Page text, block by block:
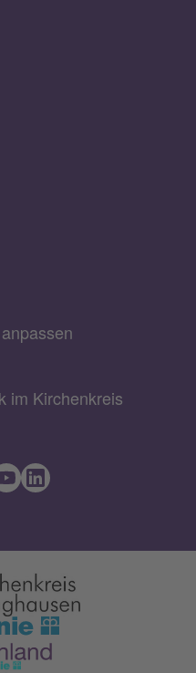
im Kirchenkreis